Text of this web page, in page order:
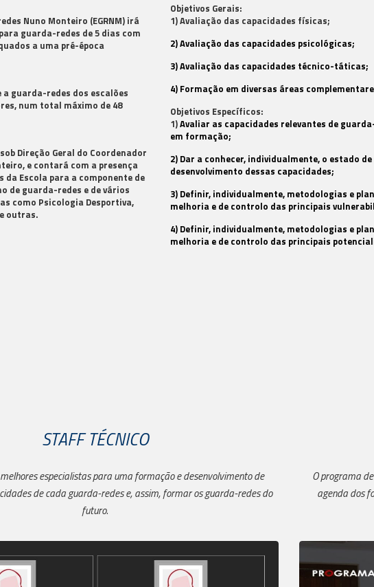
Nuno Monteiro (EGRNM) irá
guarda-redes de 5 dias com
a uma pré-época
guarda-redes dos escalões
, num total máximo de 48
Direção Geral do Coordenador
e contará com a presença
Escola para a componente de
de guarda-redes e de vários
como Psicologia Desportiva,
outras.
Objetivos Gerais:
1) Avaliação das capacidades físicas;
2) Avaliação das capacidades psicológicas;
3) Avaliação das capacidades técnico-táticas;
4) Formação em diversas áreas
Objetivos Específicos:
1)Avaliar as capacidades relevantes de
em formação;
2) Dar a conhecer, individualmente, o estado de
desenvolvimento dessas capacidades;
3) Definir, individualmente, metodologias e
melhoria e de controlo das principais
4) Definir, individualmente, metodologias e
melhoria e de controlo das principais
STAFF TÉCNICO
especialistas para uma formação e desenvolvimento de
de cada guarda-redes e, assim, formar os guarda-redes do
futuro.
O programa
agenda dos